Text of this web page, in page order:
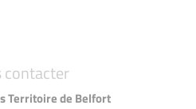
contacter
Territoire de Belfort